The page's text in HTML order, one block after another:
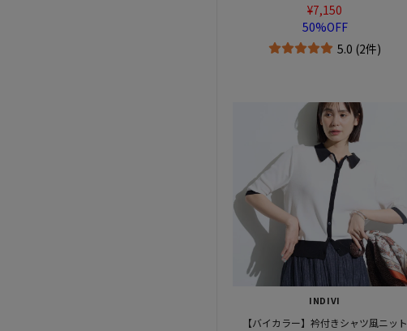
¥7,150
50%OFF
5.0 (2件)
INDIVI
【バイカラー】衿付きシャツ風ニット